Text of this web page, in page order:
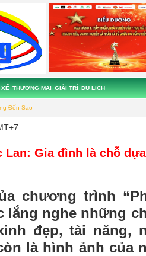
Đến Sao
XẾ THƯƠNG MẠI GIẢI TRÍ DU LỊCH
Lan: Gia đình là chỗ
chương trình
lắng nghe những
đẹp, tài năng,
là hình ảnh của